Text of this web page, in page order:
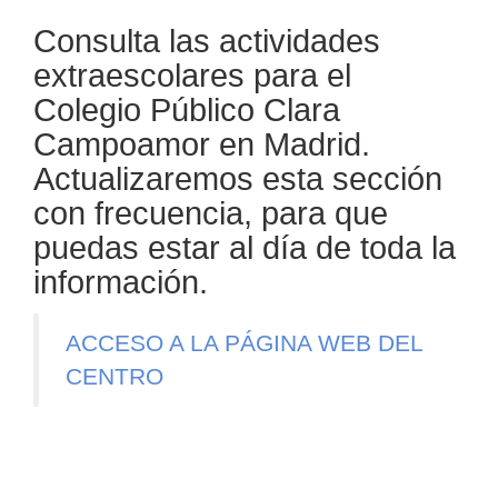
Consulta las actividades
extraescolares para el
Colegio Público Clara
Campoamor en Madrid.
Actualizaremos esta sección
con frecuencia, para que
puedas estar al día de toda la
información.
ACCESO A LA PÁGINA WEB DEL
CENTRO